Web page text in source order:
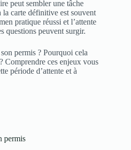
peut sembler une tâche
la carte définitive est souvent
pratique réussi et l’attente
questions peuvent surgir.
permis ? Pourquoi cela
Comprendre ces enjeux vous
période d’attente et à
permis